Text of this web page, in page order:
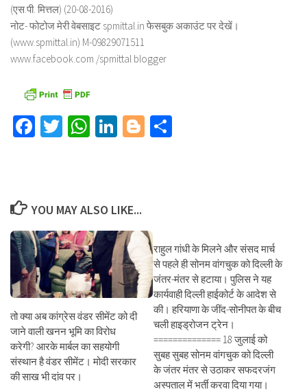
(एस.पी. मित्तल) (20-08-2016)
नोट- फोटोज मेरी वेबसाइट spmittal.in फेसबुक अकाउंट पर देखें।
(www.spmittal.in) M-09829071511
www.facebook.com /spmittal blogger
Facebook
TwitterWhatsApp
LinkedIn
Blogger
YOU MAY ALSO LIKE...
तो क्या अब कांग्रेस वंडर सीमेंट को दी
जाने वाली खनन भूमि का विरोध
करेगी? आरके मार्बल का सहयोगी
संस्थान है वंडर सीमेंट। मोदी सरकार
की साख भी दांव पर।
राहुल गांधी के मिलने और संसद मार्च
से पहले ही सोनम वांगचुक को दिल्ली के
जंतर-मंतर से हटाया। पुलिस ने यह
कार्यवाही दिल्ली हाईकोर्ट के आदेश से
की। हरियाणा के जींद-सोनीपत के बीच
चली हाइड्रोजन ट्रेन।
============== 18 जुलाई को
सुबह सुबह सोनम वांगचुक को दिल्ली
के जंतर मंतर से उठाकर सफदरजंग
अस्पताल में भर्ती करवा दिया गया।